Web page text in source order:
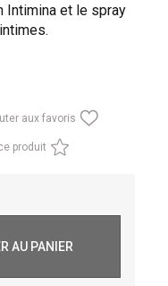
Intimina et le spray
aux favoris
produit
AU PANIER